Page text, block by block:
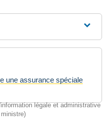
légale et administrative
une assurance spéciale